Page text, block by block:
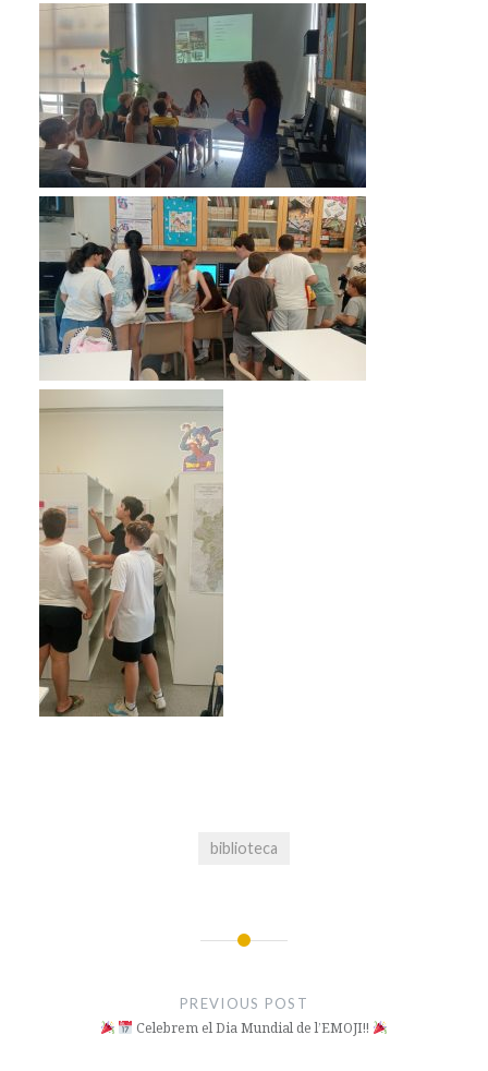
biblioteca
PREVIOUS POST
​ Celebrem el Dia Mundial de l’EMOJI!!